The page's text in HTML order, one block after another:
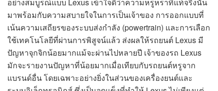
มาพร้อมกับความสบายใจในการเป็นเจ้าของ การออกแบบที่
เน้นความเสถียรของระบบส่งกำลัง (powertrain) และการเลือก
ใช้เทคโนโลยีที่ผ่านการพิสูจน์แล้ว ส่งผลให้รถยนต์ Lexus มี
ปัญหาจุกจิกน้อยมากแม้จะผ่านไปหลายปี เจ้าของรถ Lexus
มักจะรายงานปัญหาที่น้อยมากเมื่อเทียบกับรถยนต์หรูจาก
แบรนด์อื่น โดยเฉพาะอย่างยิ่งในส่วนของเครื่องยนต์และ